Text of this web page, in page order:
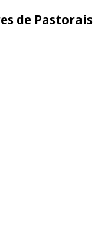
de Pastorais